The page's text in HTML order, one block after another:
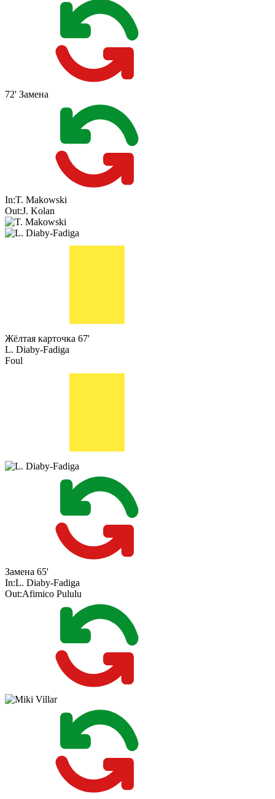
72' Замена
In:T. Makowski
Out:J. Kolan
Жёлтая карточка 67'
L. Diaby-Fadiga
Foul
Замена 65'
In:L. Diaby-Fadiga
Out:Afimico Pululu